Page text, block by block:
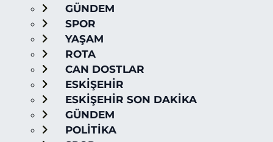
GÜNDEM
SPOR
YAŞAM
ROTA
CAN DOSTLAR
ESKİŞEHİR
ESKİŞEHİR SON DAKİKA
GÜNDEM
POLİTİKA